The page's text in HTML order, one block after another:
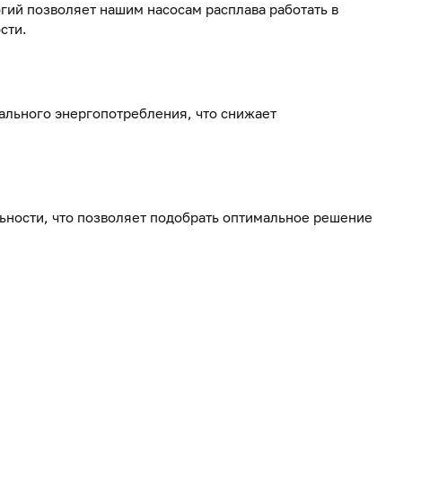
позволяет нашим насосам расплава работать в
энергопотребления, что снижает
что позволяет подобрать оптимальное решение